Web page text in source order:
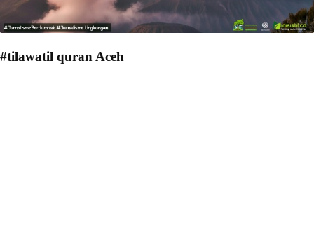
#tilawatil quran Aceh